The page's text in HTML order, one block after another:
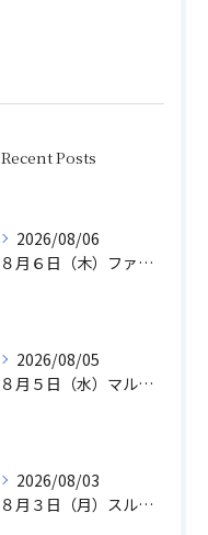
Recent Posts
2026/08/06
８月６日（木）ファミリフィッシング
2026/08/05
８月５日（水）マルイカ
2026/08/03
８月３日（月）スルメイカ